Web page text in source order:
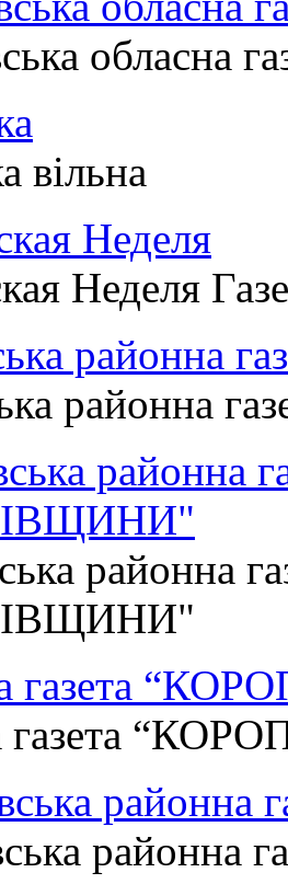
обласна
вільна
Неделя
Неделя
районна
районна
районна
районна
газета
газета
районна
районна